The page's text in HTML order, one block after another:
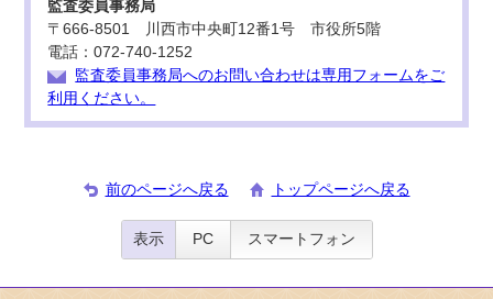
監査委員事務局
〒666-8501 川西市中央町12番1号 市役所5階
電話：072-740-1252
監査委員事務局へのお問い合わせは専用フォームをご
利用ください。
前のページへ戻る トップページへ戻る
表示 PC スマートフォン